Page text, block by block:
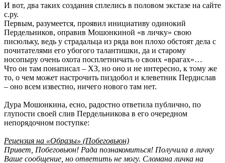
И вот, два таких создания сплелись в половом экстазе на сайте
с.ру.
Первым, разумеется, проявил инициативу одинокий
Пердельников, оправив Мошонкиной «в личку» свою
писюльку, ведь у страдальца из ряда вон плохо обстоят дела с
почитателями его убогого талантишки, да и старому
носопыру очень охота посплетничать о своих «врагах»…
Что он там понаписал – ХЗ, но оно и не интересно, к тому же
то, о чем может настрочить пиздобол и клеветник Пердислав
– оно всем известно, ничего нового там нет.
Дура Мошонкина, есно, радостно ответила публично, по
глупости своей слив Пердельникова в его очередном
непорядочном поступке:
Рецензия на «Образы» (Побеговьюн)
Привет, Побеговьюн! Рада познакомиться! Получила в личку
Ваше сообщение, но ответить не могу. Сломана личка на